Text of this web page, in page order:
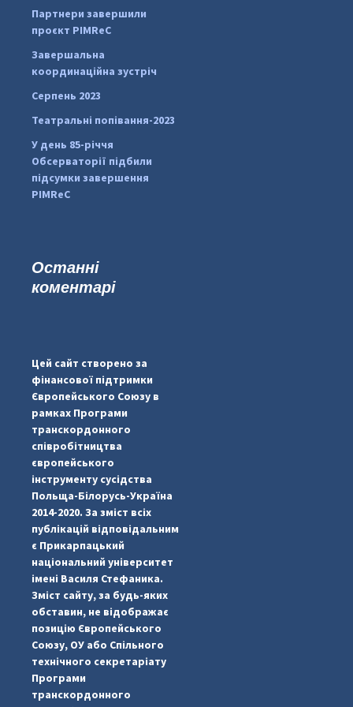
pimrec_project
#PipIvanToday
Партнери завершили
проєкт PIMReC
Завершальна
координаційна зустріч
Серпень 2023
Театральні попівання-2023
У день 85-річчя
Обсерваторії підбили
підсумки завершення
PIMReC
Останні
коментарі
Цей сайт створено за
фінансової підтримки
Європейського Союзу в
рамках Програми
транскордонного
співробітництва
європейського
інструменту сусідства
Польща-Білорусь-Україна
2014-2020. За зміст всіх
публікацій відповідальним
є Прикарпацький
національний університет
імені Василя Стефаника.
Зміст сайту, за будь-яких
обставин, не відображає
позицію Європейського
Союзу, ОУ або Спільного
технічного секретаріату
Програми
транскордонного